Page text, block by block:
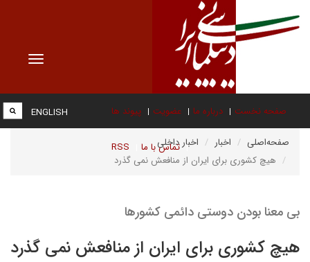
Toggle
صفحه نخست درباره ما عضویت پیوند ها
تماس با ما RSS
ENGLISH
صفحه‌اصلی اخبار
اخبار داخلی
هیچ کشوری برای ایران از منافعش نمی گذرد
بی معنا بودن دوستی دائمی کشورها
هیچ کشوری برای ایران از منافعش نمی گذرد